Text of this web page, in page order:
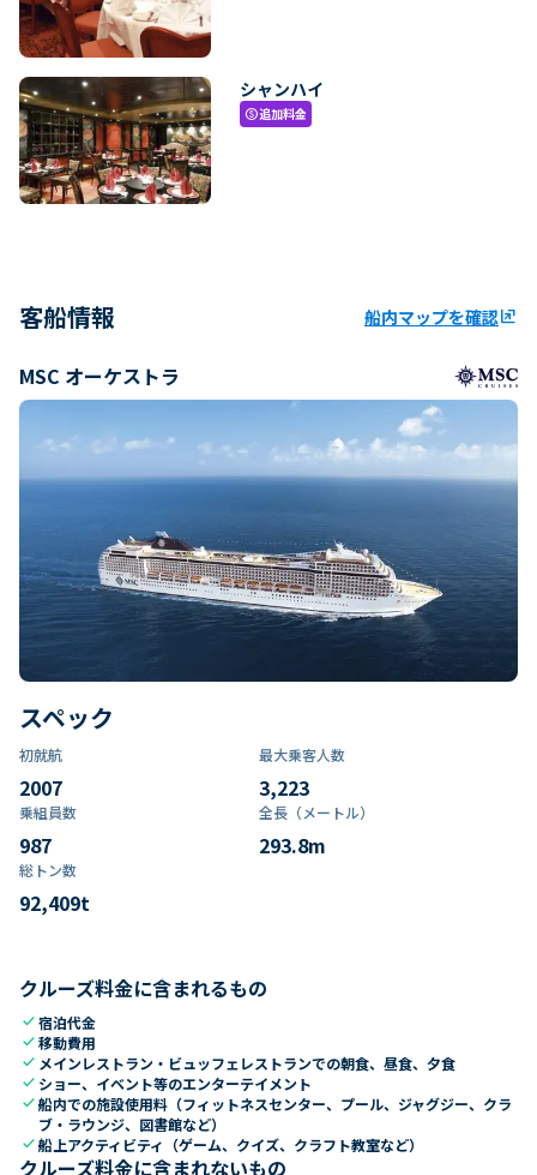
シャンハイ
paid追加料金
客船情報 船内マップを確認ungroup
MSC オーケストラ
スペック
初就航
2007
最大乗客人数
3,223
乗組員数​
987
全長（メートル）
293.8m
総トン数​
92,409t
クルーズ料金に含まれるもの
check宿泊代金
check移動費用
check メインレストラン・ビュッフェレストランでの朝食、昼食、夕食
check ショー、イベント等のエンターテイメント
check船内での施設使用料（フィットネスセンター、プール、ジャグジー、クラ
ブ・ラウンジ、図書館など）
check船上アクティビティ（ゲーム、クイズ、クラフト教室など）
クルーズ料金に含まれないもの